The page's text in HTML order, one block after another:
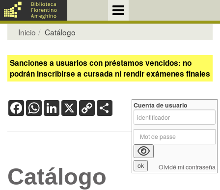
Inicio Catálogo
Sanciones a usuarios con préstamos vencidos: no
podrán inscribirse a cursada ni rendir exámenes finales
FacebookWhatsApp
LinkedIn
X Copy
Link
Catálogo
Cuenta de usuario
Olvidé mi contraseña